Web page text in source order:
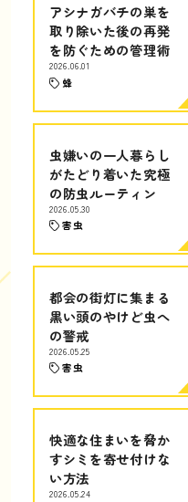
アシナガバチの巣を
取り除いた後の再発
を防ぐための管理術
2026.06.01
蜂
虫嫌いの一人暮らし
がたどり着いた究極
の防虫ルーティン
2026.05.30
害虫
都会の街灯に集まる
黒い頭のやけど虫へ
の警戒
2026.05.25
害虫
快適な住まいを脅か
すシミを寄せ付けな
い方法
2026.05.24